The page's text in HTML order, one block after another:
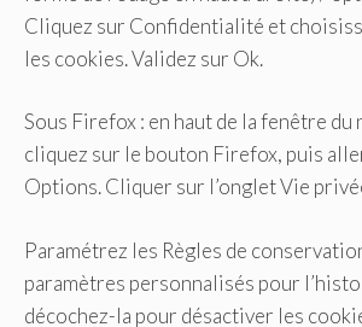
Cliquez sur Confidentialité et
les cookies. Validez sur Ok.
Sous Firefox : en haut de la fenêtre du
cliquez sur le bouton Firefox, puis
Options. Cliquer sur l’onglet Vie
Paramétrez les Règles de
paramètres personnalisés pour
décochez-la pour désactiver les